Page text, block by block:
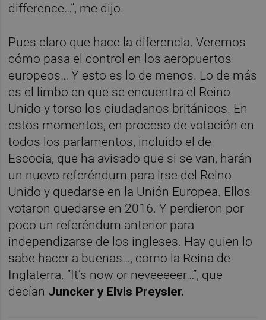
difference…”, me dijo.
Pues claro que hace la diferencia. Veremos
cómo pasa el control en los aeropuertos
europeos… Y esto es lo de menos. Lo de más
es el limbo en que se encuentra el Reino
Unido y torso los ciudadanos británicos. En
estos momentos, en proceso de votación en
todos los parlamentos, incluido el de
Escocia, que ha avisado que si se van, harán
un nuevo referéndum para irse del Reino
Unido y quedarse en la Unión Europea. Ellos
votaron quedarse en 2016. Y perdieron por
poco un referéndum anterior para
independizarse de los ingleses. Hay quien lo
sabe hacer a buenas…, como la Reina de
Inglaterra. “It’s now or neveeeeer…”, que
decían Juncker y Elvis Preysler.